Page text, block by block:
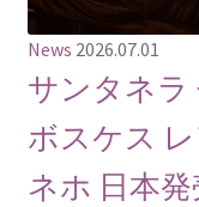
News 2026.07.01
サンタネラ
ボスケス
ネホ 日本